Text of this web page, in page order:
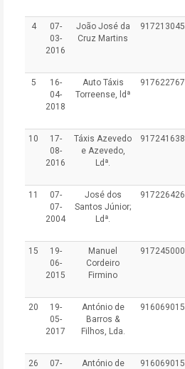
4
07-
03-
2016
João José da
Cruz Martins
917213045
5
16-
04-
2018
Auto Táxis
Torreense, ldª
917622767
10
17-
08-
2016
Táxis Azevedo
e Azevedo,
Ldª.
917241638
11
07-
07-
2004
José dos
Santos Júnior;
Ldª.
917226426
15
19-
06-
2015
Manuel
Cordeiro
Firmino
917245000
20
19-
05-
2017
António de
Barros &
Filhos, Lda.
916069015
26
07-
António de
916069015